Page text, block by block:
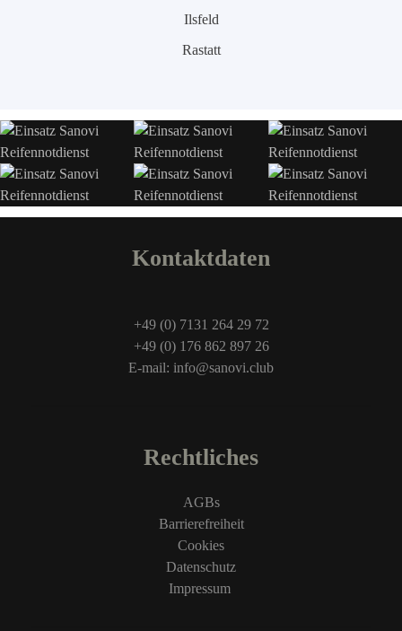
Ilsfeld
Rastatt
Kontaktdaten
+49 (0) 7131 264 29 72
+49 (0) 176 862 897 26
E-mail: info@sanovi.club
Rechtliches
AGBs
Barrierefreiheit
Cookies
Datenschutz
Impressum